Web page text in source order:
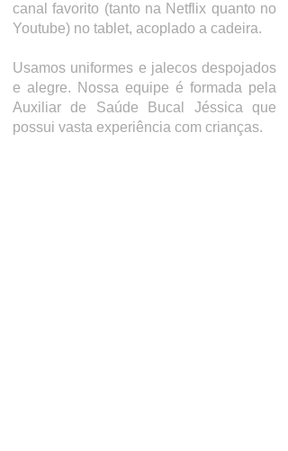
canal favorito (tanto na Netflix quanto no
Youtube) no tablet, acoplado a cadeira.
Usamos uniformes e jalecos despojados
e alegre. Nossa equipe é formada pela
Auxiliar de Saúde Bucal Jéssica que
possui vasta experiência com crianças.